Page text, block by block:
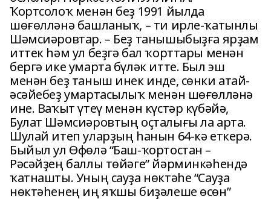
Ҡортсолоҡ менән беҙ 1991 йылда
шөғөлләнә башланыҡ, – ти ирле-ҡатынлы
Шәмсиәровтар. – Беҙ танышыбыҙға ярҙам
иттек һәм ул беҙгә бал ҡорттары менән
бергә ике умарта бүләк итте. Был эш
менән беҙ таныш инек инде, сөнки атай-
әсәйебеҙ умартасылыҡ менән шөғөлләнә
ине. Ваҡыт үтеү менән күстәр күбәйә,
Булат Шәмсиәровтың оҫталығы ла арта.
Шулай итеп уларҙың һанын 64-кә еткерә.
Быйыл ул Өфөлә “Баш-ҡортостан –
Рәсәйҙең баллы төйәге” йәрминкәһендә
ҡатнашты. Уның сауҙа нөктәһе “Сауҙа
нөктәһенең иң яҡшы биҙәлеше өсөн”